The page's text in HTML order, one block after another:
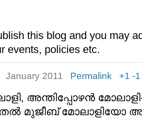
this blog and you may
events, policies etc.
January 2011 Permalink +1 -1
അന്തിപ്പോഴൻ
മുജീബ് മോലാളിയോ